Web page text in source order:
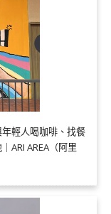
輕人喝咖啡、找餐
ARI AREA（阿里